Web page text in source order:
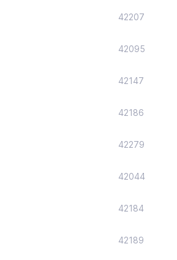
42207
42095
42147
42186
42279
42044
42184
42189